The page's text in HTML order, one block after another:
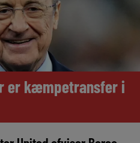
er kæmpetransfer i